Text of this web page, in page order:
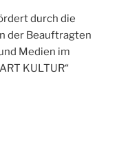
durch die
der Beauftragten
Medien im
KULTUR“